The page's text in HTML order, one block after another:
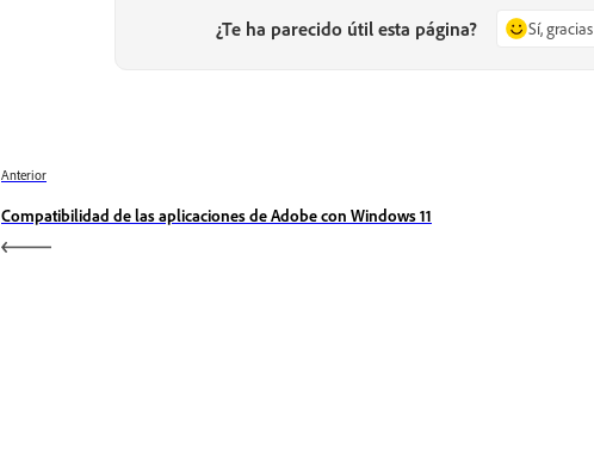
¿Te ha parecido útil esta página? Sí, gracias
Anterior
Compatibilidad de las aplicaciones de Adobe con Windows 11